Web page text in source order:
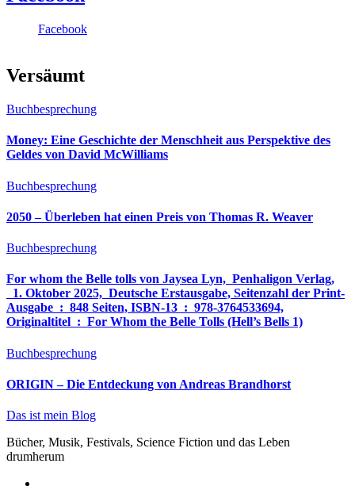
Facebook
Versäumt
Buchbesprechung
Money: Eine Geschichte der Menschheit aus Perspektive des
Geldes von David McWilliams
Buchbesprechung
2050 – Überleben hat einen Preis von Thomas R. Weaver
Buchbesprechung
For whom the Belle tolls von Jaysea Lyn, ‎ Penhaligon Verlag,
‎ 1. Oktober 2025, ‎ Deutsche Erstausgabe, Seitenzahl der Print-
Ausgabe ‏ : ‎ 848 Seiten, ISBN-13 ‏ : ‎ 978-3764533694,
Originaltitel ‏ : ‎ For Whom the Belle Tolls (Hell’s Bells 1)
Buchbesprechung
ORIGIN – Die Entdeckung von Andreas Brandhorst
Das ist mein Blog
Bücher, Musik, Festivals, Science Fiction und das Leben
drumherum